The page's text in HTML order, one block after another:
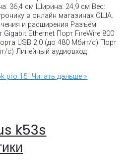
36,4 см Ширина: 24,9 см Вес:
в онлайн магазинах США.
и расширения Разъём
Gigabit Ethernet Порт FireWire 800
USB 2.0 (до 480 Мбит/с) Порт
с) Линейный аудиовход
pro 15″ Читать дальше »
k53s